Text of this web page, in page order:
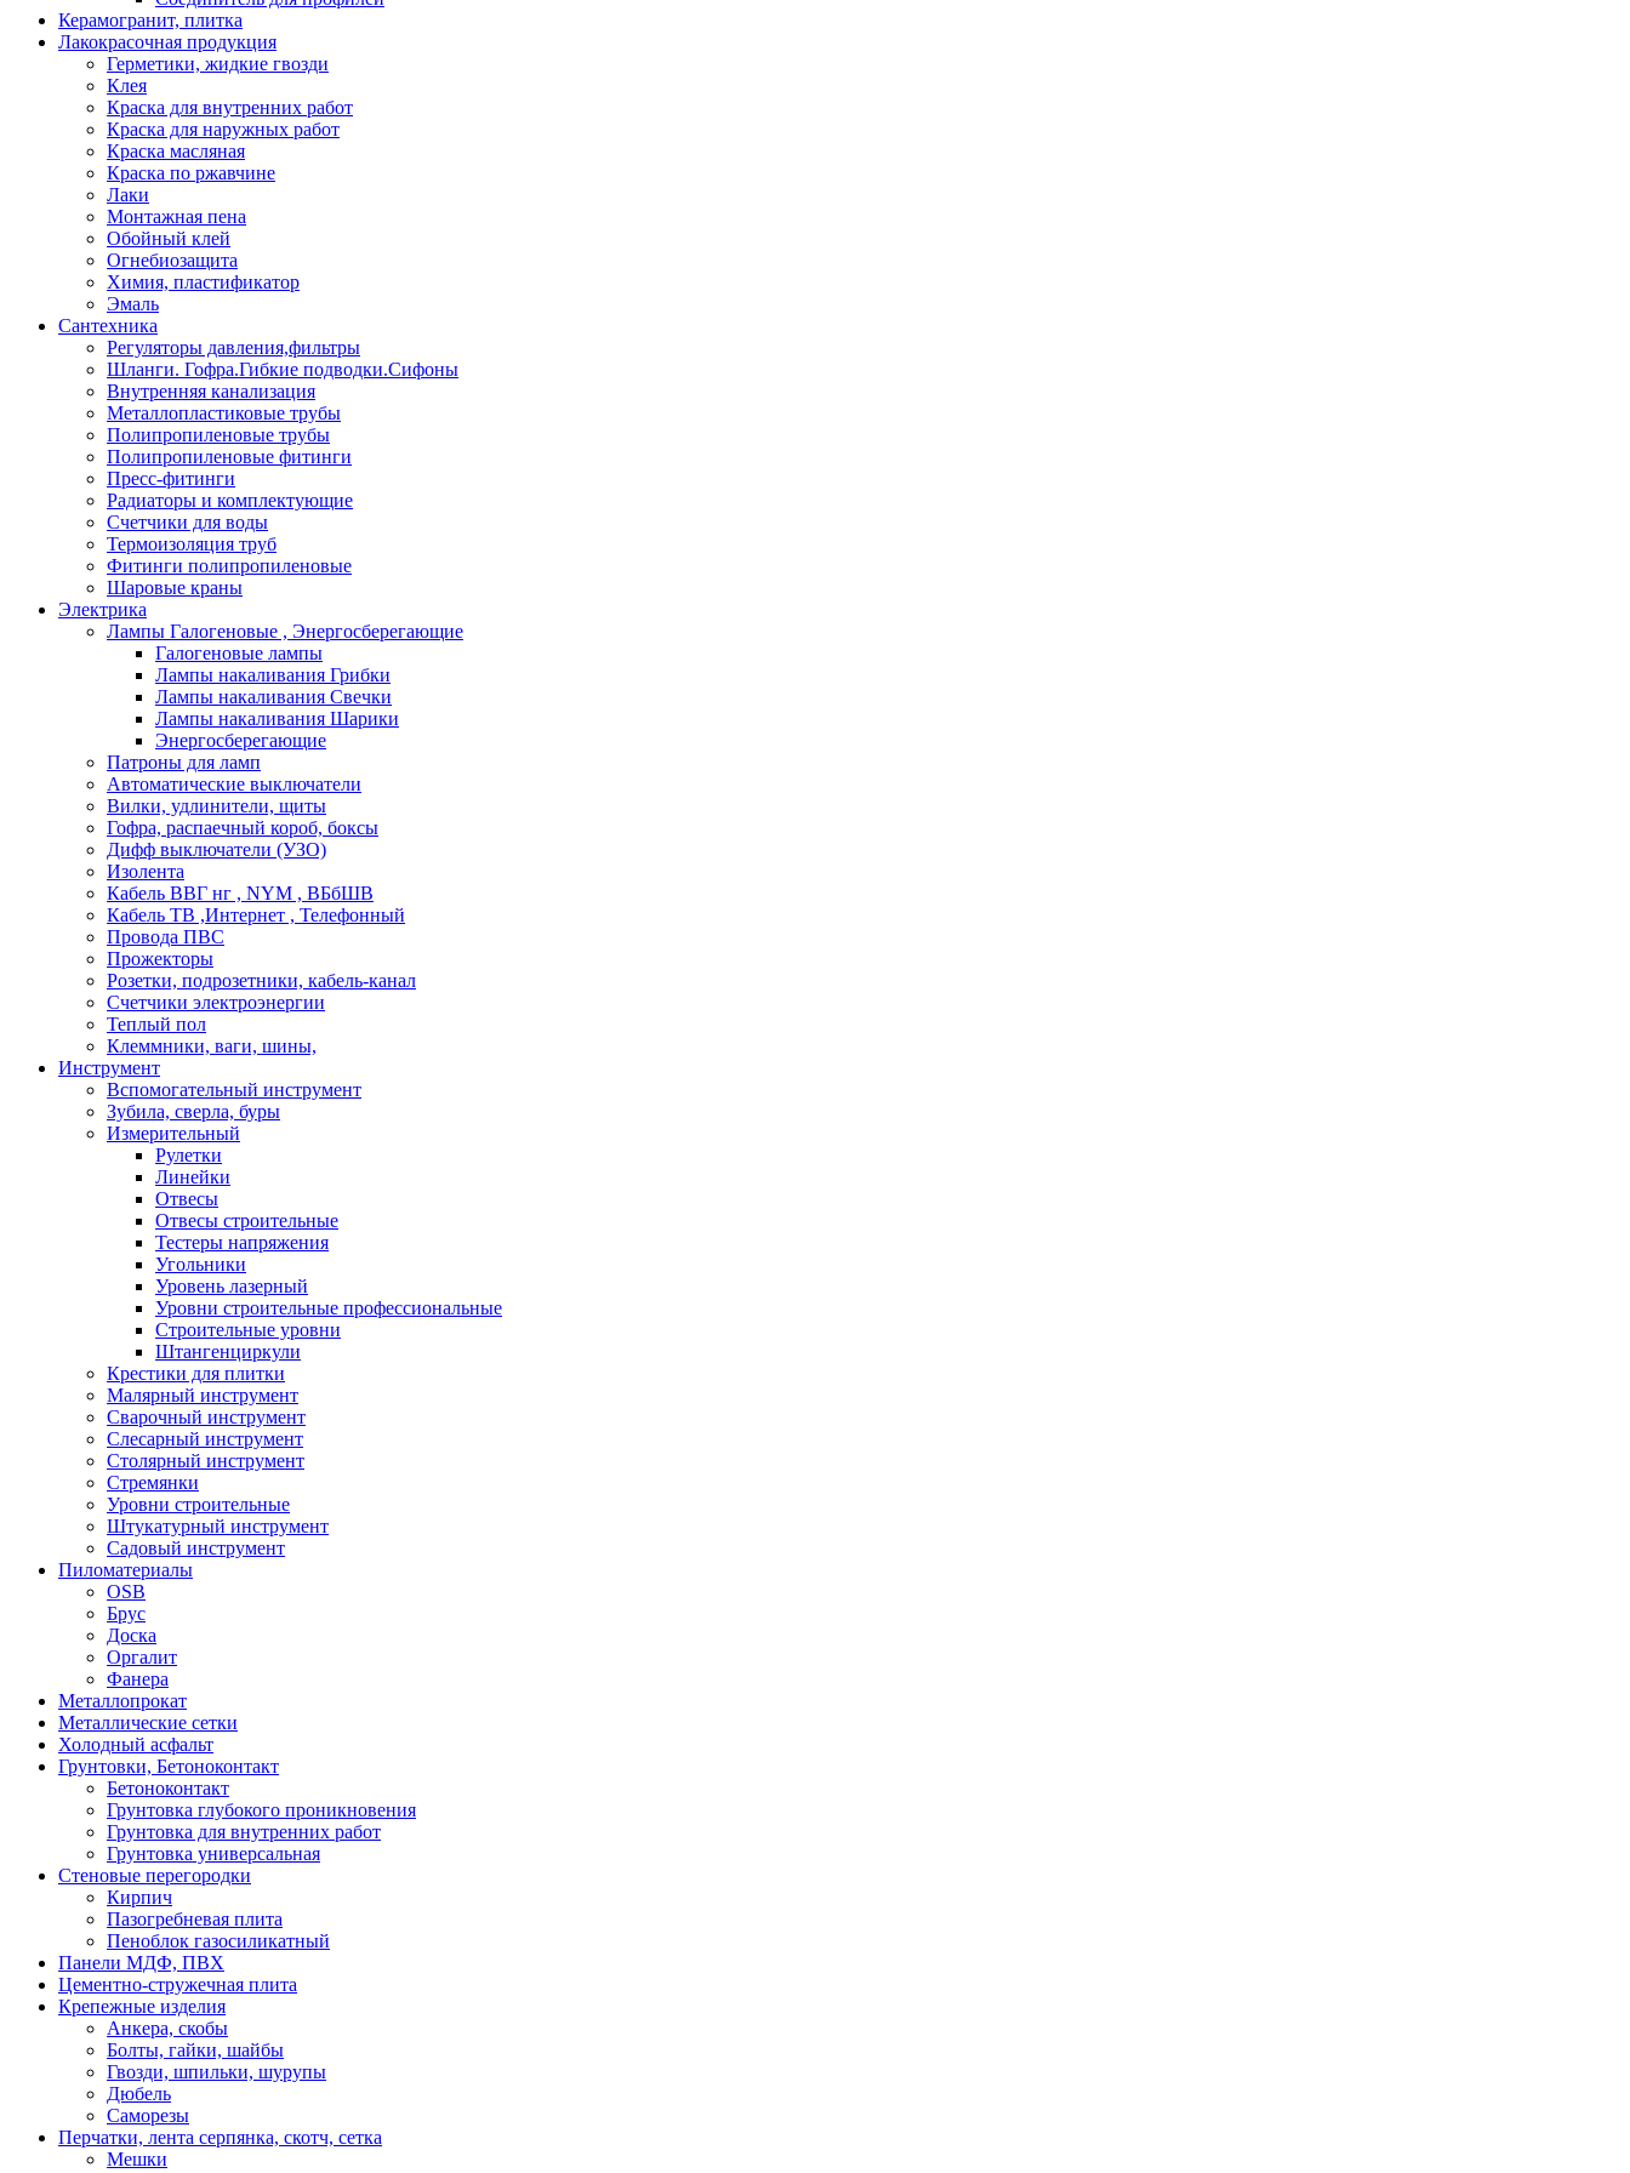
Керамогранит, плитка
Лакокрасочная продукция
Герметики, жидкие гвозди
Клея
Краска для внутренних работ
Краска для наружных работ
Краска масляная
Краска по ржавчине
Лаки
Монтажная пена
Обойный клей
Огнебиозащита
Химия, пластификатор
Эмаль
Сантехника
Регуляторы давления,фильтры
Шланги. Гофра.Гибкие подводки.Сифоны
Внутренняя канализация
Металлопластиковые трубы
Полипропиленовые трубы
Полипропиленовые фитинги
Пресс-фитинги
Радиаторы и комплектующие
Счетчики для воды
Термоизоляция труб
Фитинги полипропиленовые
Шаровые краны
Электрика
Лампы Галогеновые , Энергосберегающие
Галогеновые лампы
Лампы накаливания Грибки
Лампы накаливания Свечки
Лампы накаливания Шарики
Энергосберегающие
Патроны для ламп
Автоматические выключатели
Вилки, удлинители, щиты
Гофра, распаечный короб, боксы
Дифф выключатели (УЗО)
Изолента
Кабель ВВГ нг , NYM , ВБбШВ
Кабель ТВ ,Интернет , Телефонный
Провода ПВС
Прожекторы
Розетки, подрозетники, кабель-канал
Счетчики электроэнергии
Теплый пол
Клеммники, ваги, шины,
Инструмент
Вспомогательный инструмент
Зубила, сверла, буры
Измерительный
Рулетки
Линейки
Отвесы
Отвесы строительные
Тестеры напряжения
Угольники
Уровень лазерный
Уровни строительные профессиональные
Строительные уровни
Штангенциркули
Крестики для плитки
Малярный инструмент
Сварочный инструмент
Слесарный инструмент
Столярный инструмент
Стремянки
Уровни строительные
Штукатурный инструмент
Садовый инструмент
Пиломатериалы
OSB
Брус
Доска
Оргалит
Фанера
Металлопрокат
Металлические сетки
Холодный асфальт
Грунтовки, Бетоноконтакт
Бетоноконтакт
Грунтовка глубокого проникновения
Грунтовка для внутренних работ
Грунтовка универсальная
Стеновые перегородки
Кирпич
Пазогребневая плита
Пеноблок газосиликатный
Панели МДФ, ПВХ
Цементно-стружечная плита
Крепежные изделия
Анкера, скобы
Болты, гайки, шайбы
Гвозди, шпильки, шурупы
Дюбель
Саморезы
Перчатки, лента серпянка, скотч, сетка
Мешки